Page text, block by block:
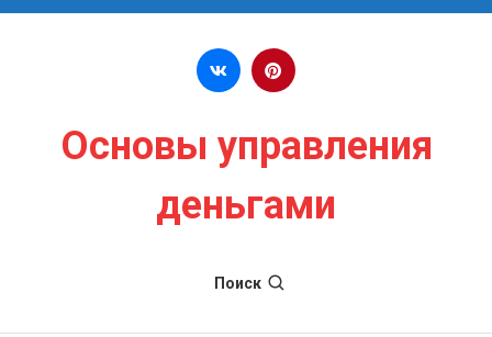
Перейти к содержимому
Основы управления
деньгами
Поиск